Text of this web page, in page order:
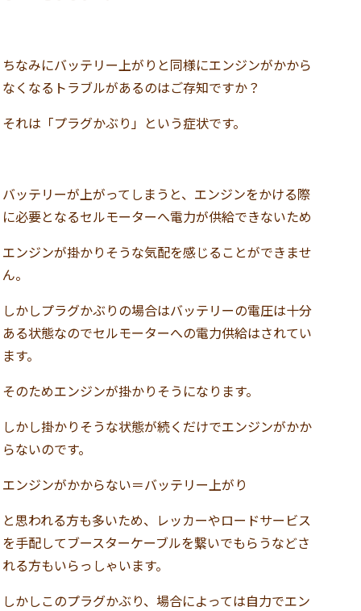
ちなみにバッテリー上がりと同様にエンジンがかから
なくなるトラブルがあるのはご存知ですか？
それは「プラグかぶり」という症状です。
バッテリーが上がってしまうと、エンジンをかける際
に必要となるセルモーターへ電力が供給できないため
エンジンが掛かりそうな気配を感じることができませ
ん。
しかしプラグかぶりの場合はバッテリーの電圧は十分
ある状態なのでセルモーターへの電力供給はされてい
ます。
そのためエンジンが掛かりそうになります。
しかし掛かりそうな状態が続くだけでエンジンがかか
らないのです。
エンジンがかからない＝バッテリー上がり
と思われる方も多いため、レッカーやロードサービス
を手配してブースターケーブルを繋いでもらうなどさ
れる方もいらっしゃいます。
しかしこのプラグかぶり、場合によっては自力でエン